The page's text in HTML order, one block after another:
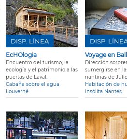
EcHOlogia
Encuentro del turismo, la
ecología y el patrimonio a las
puertas de Laval.
Cabaña sobre el agua
Louverné
DISP. LÍNEA
Voyage en
Dirección
sumergirse en
nantinas de
Habitación de
insólita Nantes
DISP.